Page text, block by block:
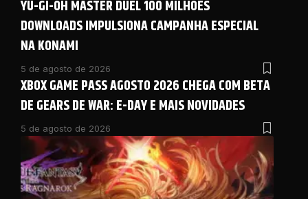
YU-GI-OH MASTER DUEL 100 MILHOES
DOWNLOADS IMPULSIONA CAMPANHA ESPECIAL
NA KONAMI
5 de agosto de 2026
XBOX GAME PASS AGOSTO 2026 CHEGA COM BETA
DE GEARS DE WAR: E-DAY E MAIS NOVIDADES
5 de agosto de 2026